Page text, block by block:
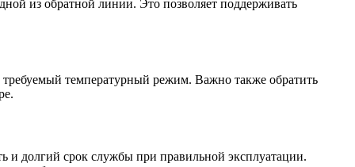
из обратной линии. Это позволяет поддерживать
требуемый температурный режим. Важно также обратить
и долгий срок службы при правильной эксплуатации.